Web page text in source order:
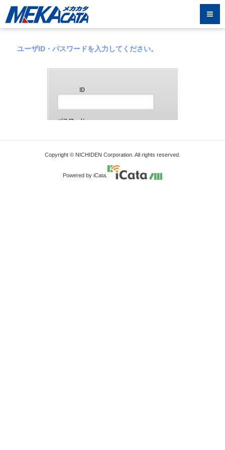
ユーザID・パスワードを入力してください。
Copyright © NICHIDEN Corporation. All rights reserved.
Powered by iCata.